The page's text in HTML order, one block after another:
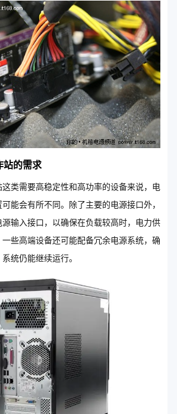
站的需求
类需要高稳定性和高功率的设备来说，电
能会有所不同。除了主要的电源接口外，
输入接口，以确保在负载较高时，电力供
些高端设备还可能配备冗余电源系统，确
统仍能继续运行。